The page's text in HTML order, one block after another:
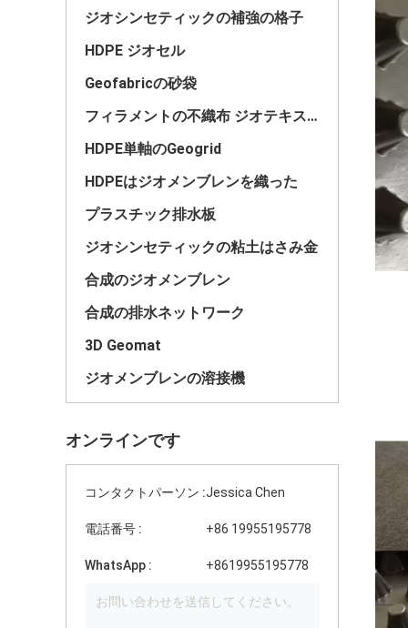
ジオシンセティックの補強の格子
HDPE ジオセル
Geofabricの砂袋
フィラメントの不織布 ジオテキスタイル
HDPE単軸のGeogrid
HDPEはジオメンブレンを織った
プラスチック排水板
ジオシンセティックの粘土はさみ金
合成のジオメンブレン
合成の排水ネットワーク
3D Geomat
ジオメンブレンの溶接機
オンラインです
コンタクトパーソン :Jessica Chen
電話番号 : +86 19955195778
WhatsApp : +8619955195778